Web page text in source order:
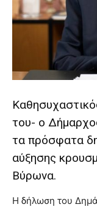
lyons
teaches
you
pain.
hd
του- ο
τα πρόσφατα
αύξησης
Βύρωνα.
Η δήλωση του